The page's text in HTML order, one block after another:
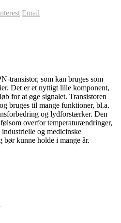
Email
transistor, som kan bruges som
Det er et nyttigt lille komponent,
for at øge signalet. Transistoren
bruges til mange funktioner, bl.a.
og lydforstærker. Den
overfor temperaturændringer,
og medicinske
bør kunne holde i mange år.